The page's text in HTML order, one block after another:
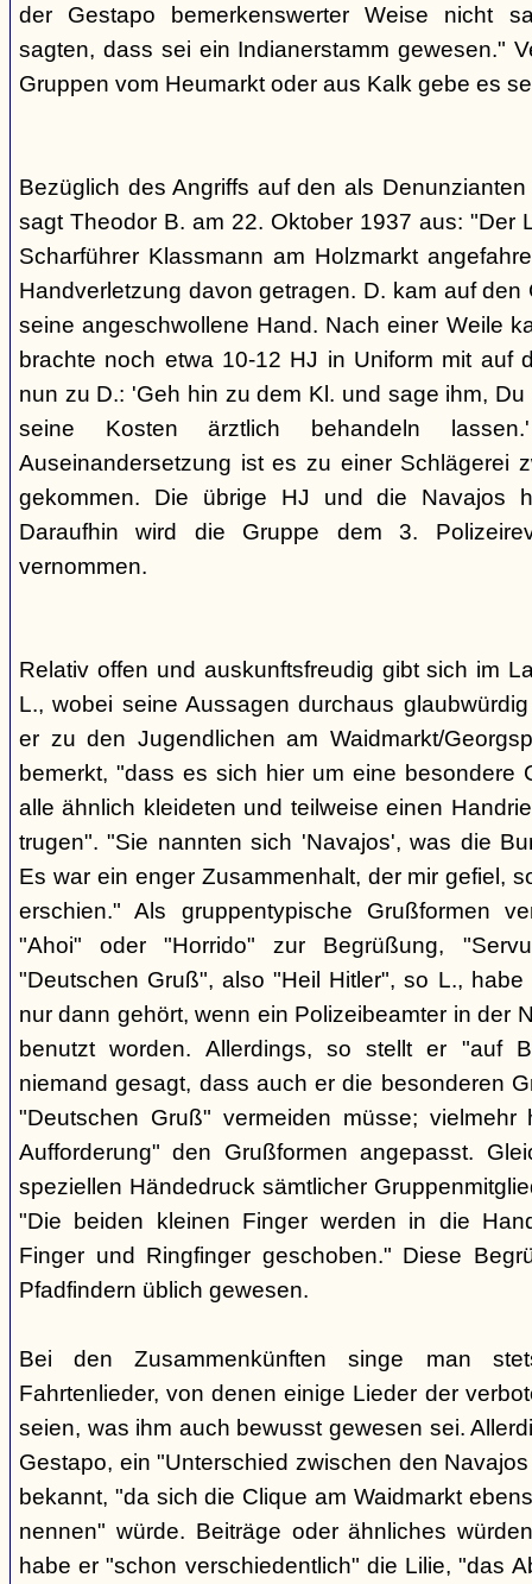
der Gestapo bemerkenswerter Weise nicht
sagten, dass sei ein Indianerstamm gewesen."
Gruppen vom Heumarkt oder aus Kalk gebe es
Bezüglich des Angriffs auf den als
sagt Theodor B. am 22. Oktober 1937 aus: "Der
Scharführer Klassmann am Holzmarkt
Handverletzung davon getragen. D. kam auf den
seine angeschwollene Hand. Nach einer Weile
brachte noch etwa 10-12 HJ in Uniform mit auf
nun zu D.: 'Geh hin zu dem Kl. und sage ihm,
seine Kosten ärztlich behandeln
Auseinandersetzung ist es zu einer Schlägerei
gekommen. Die übrige HJ und die Navajos
Daraufhin wird die Gruppe dem 3.
vernommen.
Relativ offen und auskunftsfreudig gibt sich im
L., wobei seine Aussagen durchaus
er zu den Jugendlichen am Waidmarkt/
bemerkt, "dass es sich hier um eine besondere
alle ähnlich kleideten und teilweise einen
trugen". "Sie nannten sich 'Navajos', was die
Es war ein enger Zusammenhalt, der mir gefiel,
erschien." Als gruppentypische Grußformen
"Ahoi" oder "Horrido" zur Begrüßung,
"Deutschen Gruß", also "Heil Hitler", so L.,
nur dann gehört, wenn ein Polizeibeamter in der
benutzt worden. Allerdings, so stellt er "auf
niemand gesagt, dass auch er die besonderen
"Deutschen Gruß" vermeiden müsse;
Aufforderung" den Grußformen angepasst.
speziellen Händedruck sämtlicher
"Die beiden kleinen Finger werden in die
Finger und Ringfinger geschoben." Diese
Pfadfindern üblich gewesen.
Bei den Zusammenkünften singe man
Fahrtenlieder, von denen einige Lieder der
seien, was ihm auch bewusst gewesen sei.
Gestapo, ein "Unterschied zwischen den
bekannt, "da sich die Clique am Waidmarkt
nennen" würde. Beiträge oder ähnliches
habe er "schon verschiedentlich" die Lilie, "das